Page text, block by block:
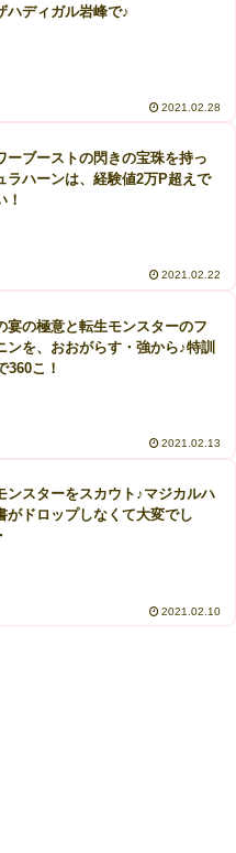
ハディガル岩峰で♪
2021.02.28
ーブーストの閃きの宝珠を持っ
ラハーンは、経験値2万P超えで
！
2021.02.22
宴の極意と転生モンスターのフ
ンを、おおがらす・強から♪特訓
360こ！
2021.02.13
ンスターをスカウト♪マジカルハ
がドロップしなくて大変でし
2021.02.10